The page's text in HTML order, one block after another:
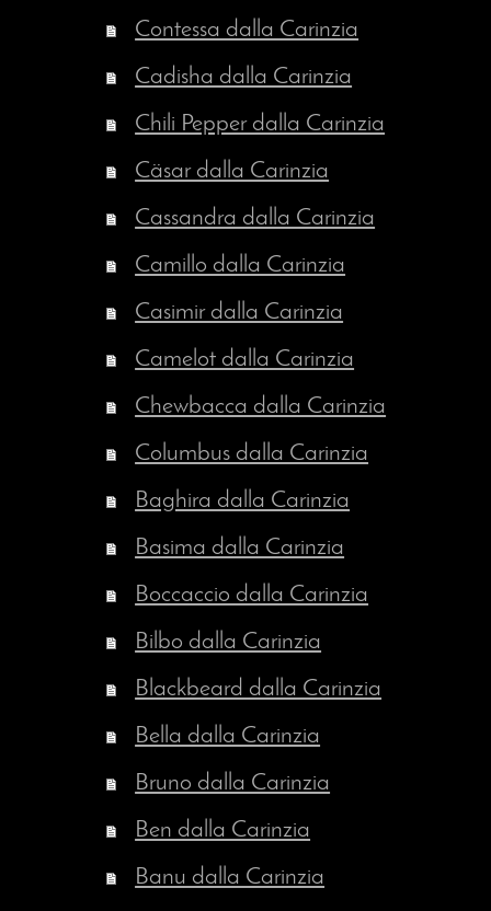
Contessa dalla Carinzia
Cadisha dalla Carinzia
Chili Pepper dalla Carinzia
Cäsar dalla Carinzia
Cassandra dalla Carinzia
Camillo dalla Carinzia
Casimir dalla Carinzia
Camelot dalla Carinzia
Chewbacca dalla Carinzia
Columbus dalla Carinzia
Baghira dalla Carinzia
Basima dalla Carinzia
Boccaccio dalla Carinzia
Bilbo dalla Carinzia
Blackbeard dalla Carinzia
Bella dalla Carinzia
Bruno dalla Carinzia
Ben dalla Carinzia
Banu dalla Carinzia